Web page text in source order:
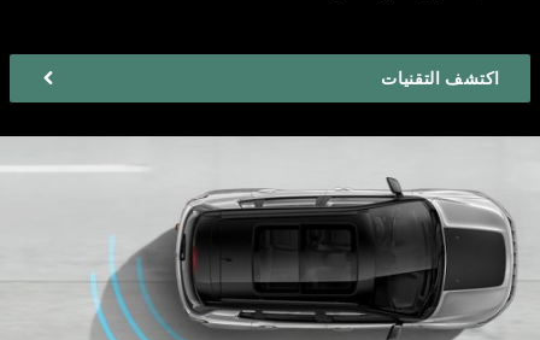
اكتشف التقنيات